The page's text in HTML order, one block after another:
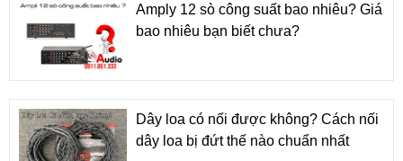
Amply 12 sò công suất bao nhiêu? Giá
bao nhiêu bạn biết chưa?
Dây loa có nối được không? Cách nối
dây loa bị đứt thế nào chuẩn nhất